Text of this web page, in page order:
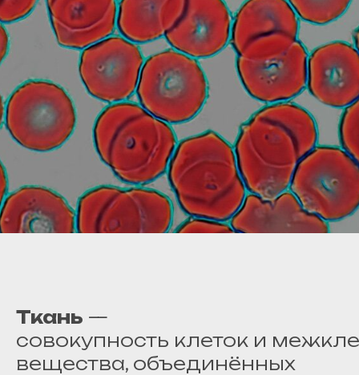
Ткань —
совокупность клеток и
вещества, объединённых